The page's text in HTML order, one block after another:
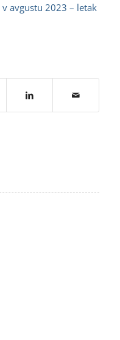
avgustu 2023 – letak